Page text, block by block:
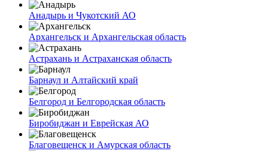
Анадырь и Чукотский АО
Архангельск и Архангельская область
Астрахань и Астраханская область
Барнаул и Алтайский край
Белгород и Белгородская область
Биробиджан и Еврейская АО
Благовещенск и Амурская область